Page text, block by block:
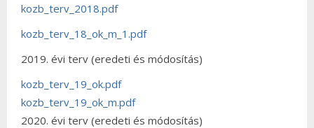
kozb_terv_2018.pdf
kozb_terv_18_ok_m_1.pdf
2019. évi terv (eredeti és módosítás)
kozb_terv_19_ok.pdf
kozb_terv_19_ok_m.pdf
2020. évi terv (eredeti és módosítás)